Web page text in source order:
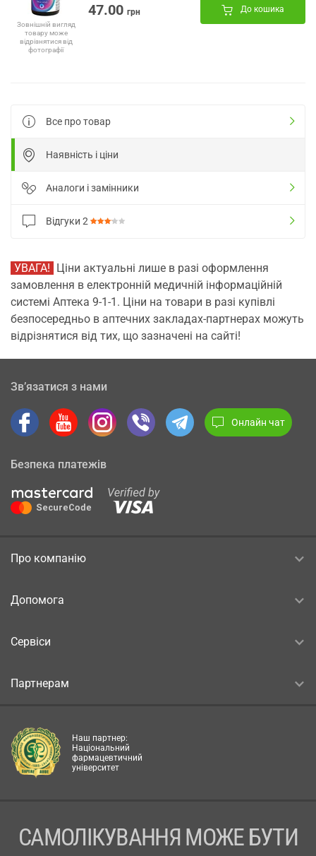
Зовнішній вигляд
товару може
відрізнятися від
фотографії
47.00 грн До кошика
Все про товар
Наявність і ціни
Аналоги і замінники
Відгуки 2
УВАГА! Ціни актуальні лише в разі оформлення
замовлення в електронній медичній інформаційній
системі Аптека 9-1-1. Ціни на товари в разі купівлі
безпосередньо в аптечних закладах-партнерах можуть
відрізнятися від тих, що зазначені на сайті!
Зв’язатися з нами
Онлайн чат
Безпека платежів
Про компанію
Допомога
Сервіси
Партнерам
Наш партнер:
Національний
фармацевтичний
університет
САМОЛІКУВАННЯ МОЖЕ БУТИ